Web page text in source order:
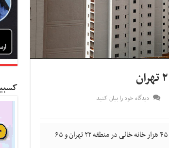
دیدگاه خود را بیان کنید
کسب و کار نیوز- مدیرکل راه و شهرسازی استان تهران از شناسایی ۴۵ هزار خانه خالی در منطقه ۲۲ تهران و ۶۵